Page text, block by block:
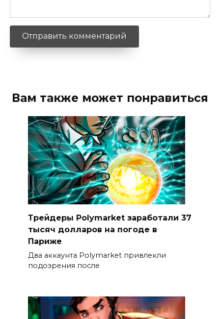
Вам также может понравиться
Трейдеры Polymarket заработали 37
тысяч долларов на погоде в
Париже
Два аккаунта Polymarket привлекли
подозрения после